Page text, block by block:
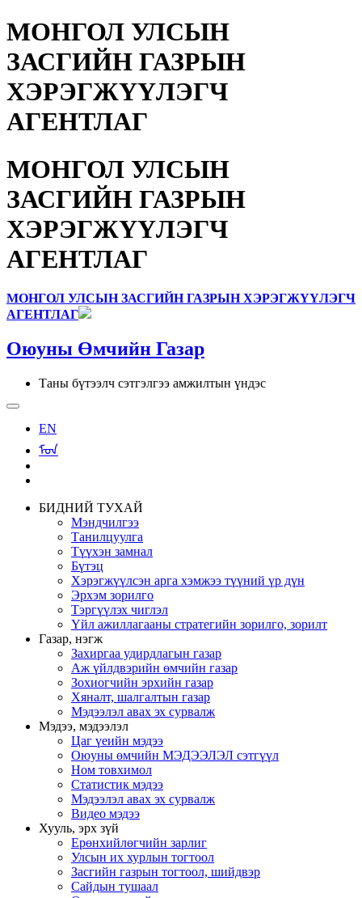
МОНГОЛ УЛСЫН
ЗАСГИЙН ГАЗРЫН
ХЭРЭГЖҮҮЛЭГЧ
АГЕНТЛАГ
МОНГОЛ УЛСЫН
ЗАСГИЙН ГАЗРЫН
ХЭРЭГЖҮҮЛЭГЧ
АГЕНТЛАГ
МОНГОЛ УЛСЫН ЗАСГИЙН ГАЗРЫН ХЭРЭГЖҮҮЛЭГЧ
АГЕНТЛАГ
Оюуны Өмчийн Газар
Таны бүтээлч сэтгэлгээ амжилтын үндэс
EN
ᠮᠣᠨ
БИДНИЙ ТУХАЙ
Мэндчилгээ
Танилцуулга
Түүхэн замнал
Бүтэц
Хэрэгжүүлсэн арга хэмжээ түүний үр дүн
Эрхэм зорилго
Тэргүүлэх чиглэл
Үйл ажиллагааны стратегийн зорилго, зорилт
Газар, нэгж
Захиргаа удирдлагын газар
Аж үйлдвэрийн өмчийн газар
Зохиогчийн эрхийн газар
Хяналт, шалгалтын газар
Мэдээлэл авах эх сурвалж
Мэдээ, мэдээлэл
Цаг үеийн мэдээ
Оюуны өмчийн МЭДЭЭЛЭЛ сэтгүүл
Ном товхимол
Статистик мэдээ
Мэдээлэл авах эх сурвалж
Видео мэдээ
Хууль, эрх зүй
Ерөнхийлөгчийн зарлиг
Улсын их хурлын тогтоол
Засгийн газрын тогтоол, шийдвэр
Сайдын тушаал